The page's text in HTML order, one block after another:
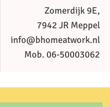
Zomerdijk 9E,
7942 JR Meppel
info@bhomeatwork.nl
Mob. 06-50003062